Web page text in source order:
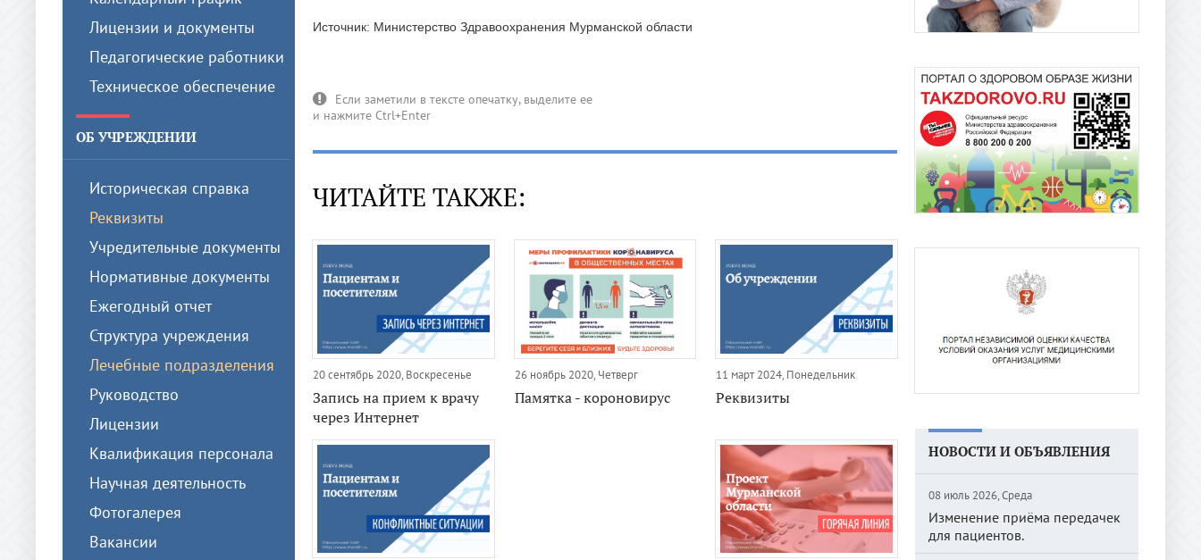
Лицензии и документы
Педагогические работники
Техническое обеспечение
ОБ УЧРЕЖДЕНИИ
Историческая справка
Реквизиты
Учредительные документы
Нормативные документы
Ежегодный отчет
Структура учреждения
Лечебные подразделения
Руководство
Лицензии
Квалификация персонала
Научная деятельность
Фотогалерея
Вакансии
Источник: Министерство Здравоохранения Мурманской области
ЧИТАЙТЕ ТАКЖЕ:
20 сентябрь 2020, Воскресенье
Запись на прием к врачу
через Интернет
26 ноябрь 2020, Четверг
Памятка - короновирус
11 март 2024, Понедельник
Реквизиты
НОВОСТИ И ОБЪЯВЛЕНИЯ
08 июль 2026, Среда
Изменение приёма передачек
для пациентов.